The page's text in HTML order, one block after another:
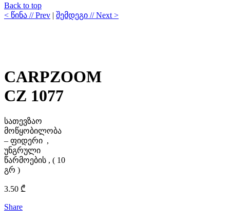
Back to top
< წინა // Prev | შემდეგი // Next >
CARPZOOM
CZ 1077
სათევზაო
მოწყობილობა
– ფიდერი ,
უნგრული
წარმოების , ( 10
გრ )
3.50 ₾
Share